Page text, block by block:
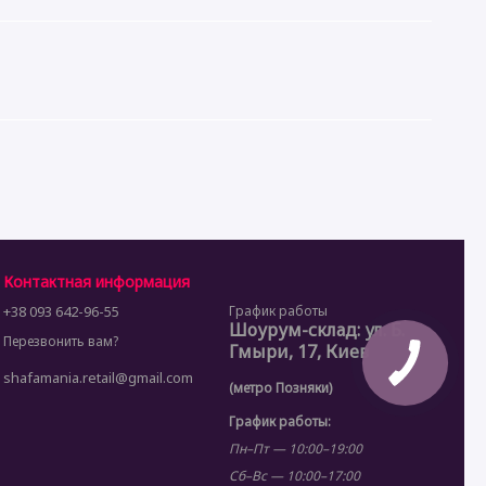
Контактная информация
+38 093 642-96-55
Перезвонить вам?
shafamania.retail@gmail.com
График работы
Шоурум-склад: ул. Б.
Гмыри, 17, Киев
(метро Позняки)
График работы:
Пн–Пт — 10:00–19:00
Сб–Вс — 10:00–17:00